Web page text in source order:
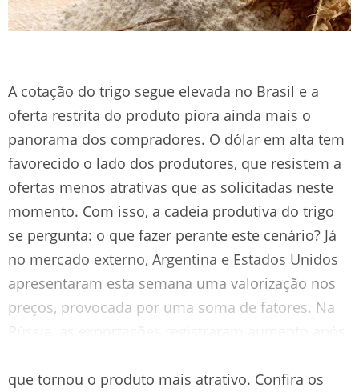
A cotação do trigo segue elevada no Brasil e a
oferta restrita do produto piora ainda mais o
panorama dos compradores. O dólar em alta tem
favorecido o lado dos produtores, que resistem a
ofertas menos atrativas que as solicitadas neste
momento. Com isso, a cadeia produtiva do trigo
se pergunta: o que fazer perante este cenário? Já
no mercado externo, Argentina e Estados Unidos
apresentaram esta semana uma valorização nos
preços, provocada por uma soma de fatores. Na
Rússia, as exportações registraram aumento após
que tornou o produto mais atrativo. Confira os